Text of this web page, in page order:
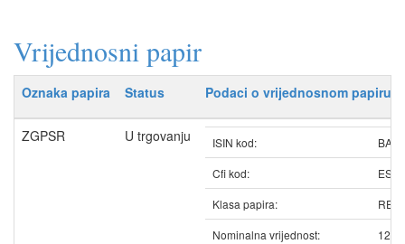
Vrijednosni papir
Oznaka papira Status Podaci o vrijednosnom papiru
ZGPSR U trgovanju ISIN kod:
Cfi kod:
Klasa papira:
Nominalna vrijednost:
12.50